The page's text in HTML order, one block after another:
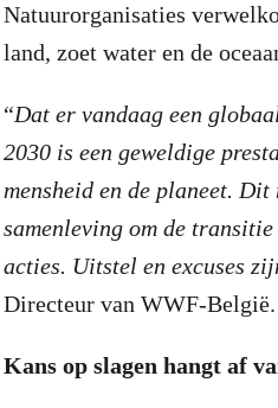
Natuurorganisaties
land, zoet water en de
“Dat er vandaag een
2030 is een geweldige
mensheid en de planeet.
samenleving om de
acties. Uitstel en excuses
Directeur van WWF-België.
Kans op slagen hangt af